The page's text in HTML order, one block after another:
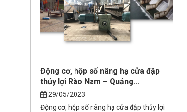
Động cơ, hộp số nâng hạ cửa đập
thủy lợi Rào Nam – Quảng...
29/05/2023
Động cơ, hộp số nâng hạ cửa đập thủy lợi